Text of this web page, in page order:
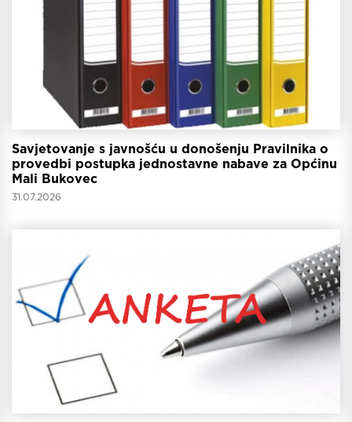
Savjetovanje s javnošću u donošenju Pravilnika o
provedbi postupka jednostavne nabave za Općinu
Mali Bukovec
31.07.2026